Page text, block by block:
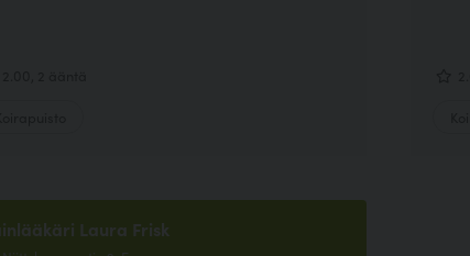
Laura Frisk